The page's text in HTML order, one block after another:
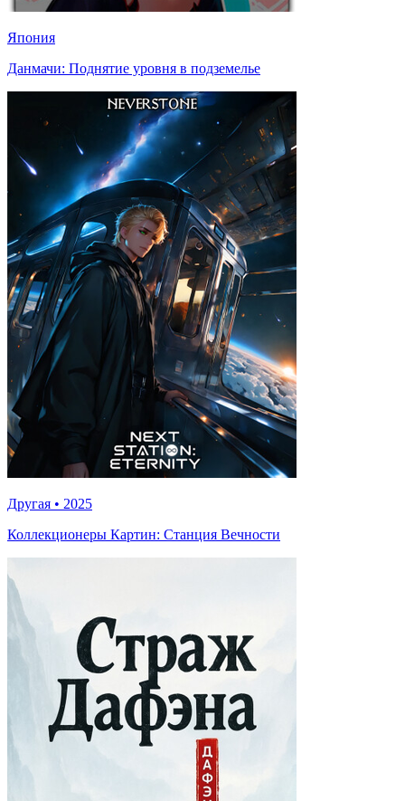
Япония
Данмачи: Поднятие уровня в подземелье
Другая • 2025
Коллекционеры Картин: Станция Вечности